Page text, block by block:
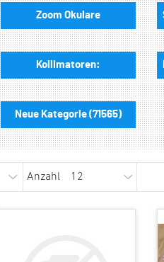
Zoom Okulare
Kollimatoren:
Neue Kategorie (71565)
Anzahl